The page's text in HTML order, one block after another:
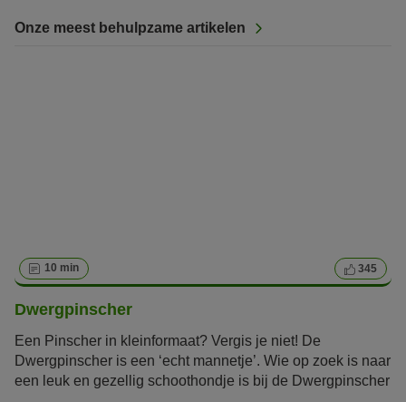
Onze meest behulpzame artikelen
10 min 345
Dwergpinscher
Een Pinscher in kleinformaat? Vergis je niet! De
Dwergpinscher is een ‘echt mannetje’. Wie op zoek is naar
een leuk en gezellig schoothondje is bij de Dwergpinscher